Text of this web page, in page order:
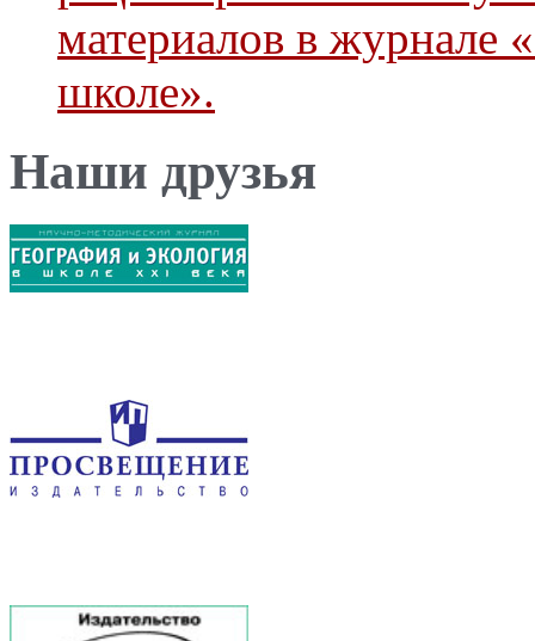
материалов в журнале
школе».
Наши друзья